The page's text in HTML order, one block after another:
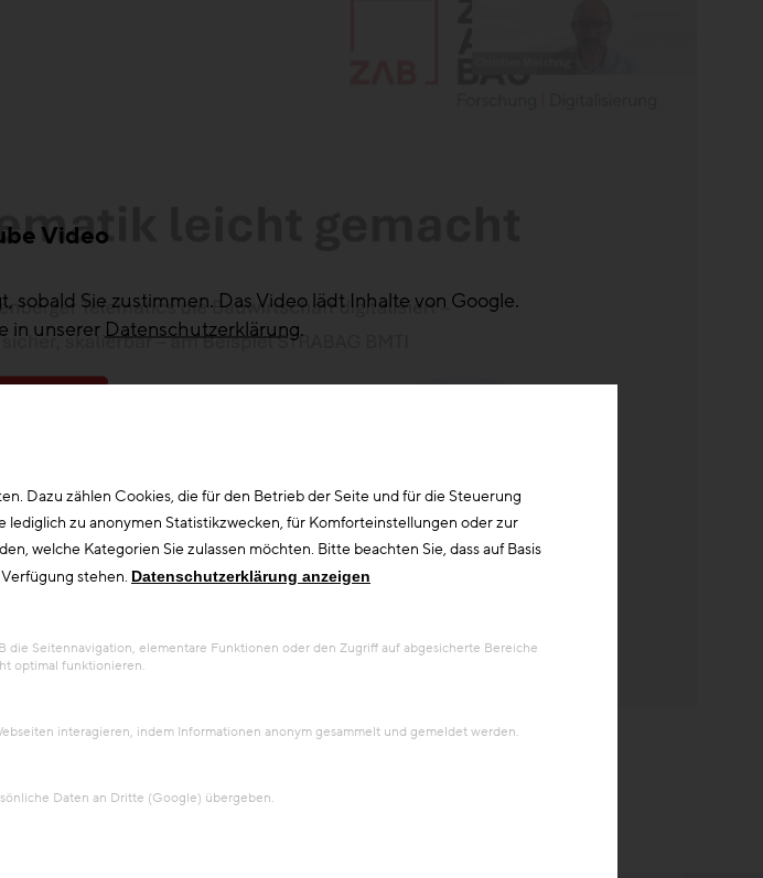
Video
sobald Sie zustimmen. Das Video lädt Inhalte von Google.
in unserer Datenschutzerklärung.
Dazu zählen Cookies, die für den Betrieb der Seite und für die Steuerung
zu anonymen Statistikzwecken, für Komforteinstellungen oder zur
welche Kategorien Sie zulassen möchten. Bitte beachten Sie, dass auf Basis
stehen. Datenschutzerklärung anzeigen
Seitennavigation, elementare Funktionen oder den Zugriff auf abgesicherte Bereiche
optimal funktionieren.
interagieren, indem Informationen anonym gesammelt und gemeldet werden.
Daten an Dritte (Google) übergeben.